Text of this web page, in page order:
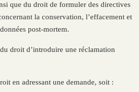
que du droit de formuler des directives
la conservation, l’effacement et
post-mortem.
droit d’introduire une réclamation
en adressant une demande, soit :